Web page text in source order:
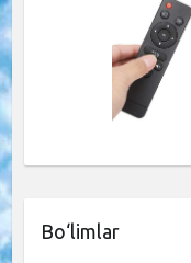
Bo‘limlar